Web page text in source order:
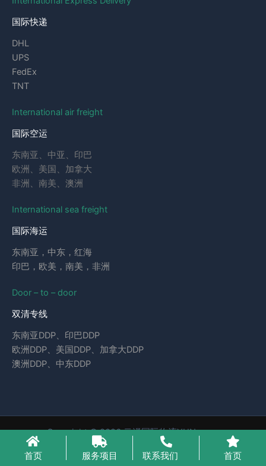
国际快递
DHL
UPS
FedEx
TNT
International air freight
国际空运
东南亚、中亚、印巴
欧洲、美国、加拿大
非洲、南美、澳洲
International sea freight
国际海运
东南亚，中东，红海
印巴，欧美，南美，非洲
Door – to – door
双清专线
东南亚DDP、印巴DDP
欧洲DDP、美国DDP、加拿大DDP
澳洲DDP、中东DDP
Copyright © 2026 云泽国际物流YUNcargo
粤ICP备2023046221号-1
首页 服务项目 联系我们 首页